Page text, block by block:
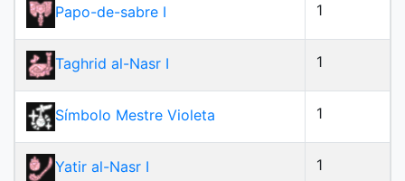
Papo-de-sabre I 1
Taghrid al-Nasr I 1
Símbolo Mestre Violeta 1
Yatir al-Nasr I 1